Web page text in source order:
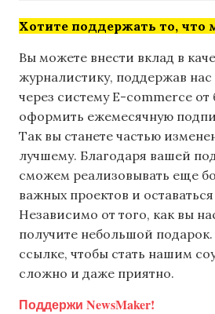
Хотите поддержать то, что
Вы можете внести вклад в
журналистику, поддержав
через систему E-commerce от
оформить ежемесячную
Так вы станете частью
лучшему. Благодаря вашей
сможем реализовывать еще
важных проектов и
Независимо от того, как вы
получите небольшой
ссылке, чтобы стать нашим
сложно и даже приятно.
Поддержи NewsMaker!